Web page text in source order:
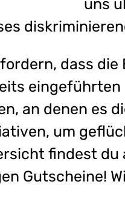
uns
fordern, dass
eingeführten
an denen es
um
findest du
Gutscheine!